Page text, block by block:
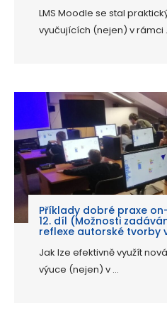
LMS Moodle se stal
vyučujících (nejen) v rámci
Příklady dobré praxe
12. díl (Možnosti
reflexe autorské tvorby
Jak lze efektivně využít
výuce (nejen) v ...